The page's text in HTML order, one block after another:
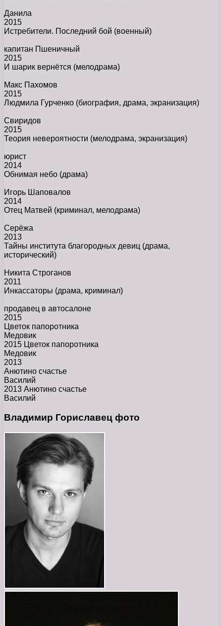
Данила
2015
Истребители. Последний бой (военный)
капитан Пшеничный
2015
И шарик вернётся (мелодрама)
Макс Пахомов
2015
Людмила Гурченко (биография, драма, экранизация)
Свиридов
2015
Теория невероятности (мелодрама, экранизация)
юрист
2014
Обнимая небо (драма)
Игорь Шаповалов
2014
Отец Матвей (криминал, мелодрама)
Серёжа
2013
Тайны института благородных девиц (драма,
исторический)
Никита Строганов
2011
Инкассаторы (драма, криминал)
продавец в автосалоне
2015
Цветок папоротника
Медовик
2015 Цветок папоротника
Медовик
2013
Анютино счастье
Василий
2013 Анютино счастье
Василий
Владимир Гориславец фото